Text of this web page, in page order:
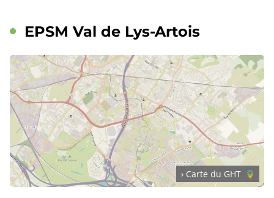
EPSM Val de Lys-Artois
› Carte du GHT